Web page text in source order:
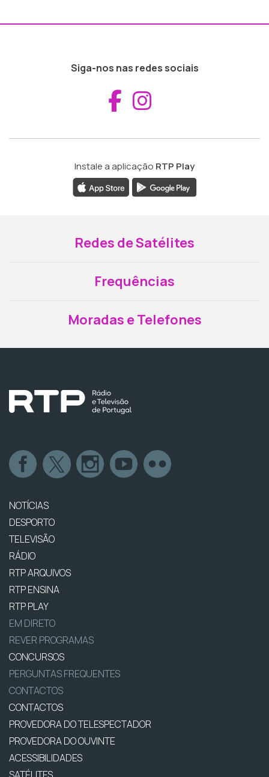
Siga-nos nas redes sociais
Aceder ao
Instale a aplicação RTP Play
Redes de Satélites
Frequências
Moradas e Telefones
NOTÍCIAS
DESPORTO
TELEVISÃO
RÁDIO
RTP ARQUIVOS
RTP ENSINA
RTP PLAY
EM DIRETO
REVER PROGRAMAS
CONCURSOS
PERGUNTAS FREQUENTES
CONTACTOS
CONTACTOS
PROVEDORA DO TELESPECTADOR
PROVEDORA DO OUVINTE
ACESSIBILIDADES
SATÉLITES